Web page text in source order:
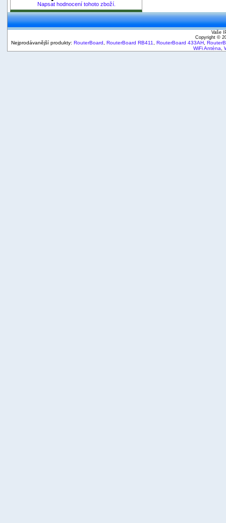
Napsat hodnocení tohoto zboží.
Vaše
Copyright ©
Nejprodávanější produkty: RouterBoard RouterBoard RB411 RouterBoard 433AH
WiFi Anténa